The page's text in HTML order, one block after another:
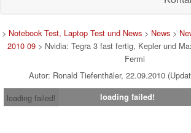
> Notebook Test, Laptop Test und News > News >
2010 09 > Nvidia: Tegra 3 fast fertig, Kepler und
Fermi
Autor: Ronald Tiefenthäler, 22.09.2010
loading failed!
loading failed!